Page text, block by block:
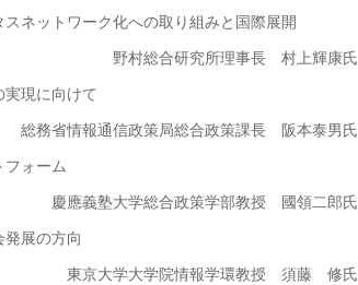
ットワーク化への取り組みと国際展開
理事長 村上輝康氏
現に向けて
局総合政策課長 阪本泰男氏
ォーム
策学部教授 國領二郎氏
展の方向
報学環教授 須藤 修氏